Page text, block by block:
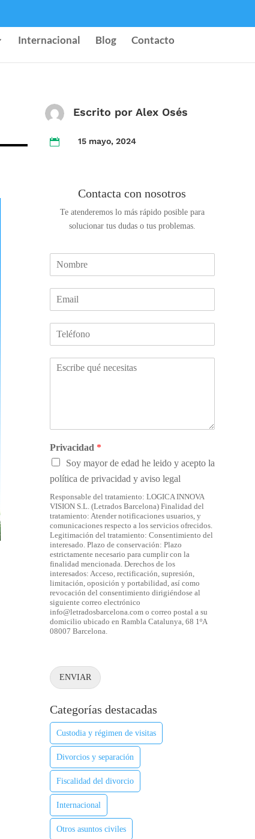
Internacional Blog Contacto
Escrito por Alex Osés
 15 mayo, 2024
Contacta con nosotros
Te atenderemos lo más rápido posible para
solucionar tus dudas o tus problemas.
m
l
é
o
n
o
r
s
*
Privacidad *
Soy mayor de edad he leido y acepto la
política de privacidad y aviso legal
Responsable del tratamiento: LOGICA INNOVA
VISION S.L. (Letrados Barcelona) Finalidad del
tratamiento: Atender notificaciones usuarios, y
comunicaciones respecto a los servicios ofrecidos.
Legitimación del tratamiento: Consentimiento del
interesado. Plazo de conservación: Plazo
estrictamente necesario para cumplir con la
finalidad mencionada. Derechos de los
interesados: Acceso, rectificación, supresión,
limitación, oposición y portabilidad, así como
revocación del consentimiento dirigiéndose al
siguiente correo electrónico
info@letradosbarcelona.com o correo postal a su
domicilio ubicado en Rambla Catalunya, 68 1ºA
08007 Barcelona.
ENVIAR
Categorías destacadas
Custodia y régimen de visitas
Divorcios y separación
Fiscalidad del divorcio
Internacional
Otros asuntos civiles